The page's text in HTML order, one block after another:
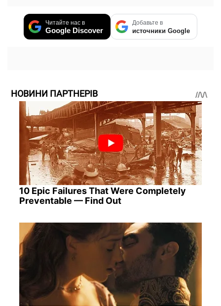
Читайте нас в
Google Discover
Добавьте в
источники Google
НОВИНИ ПАРТНЕРІВ
10 Epic Failures That Were Completely
Preventable — Find Out